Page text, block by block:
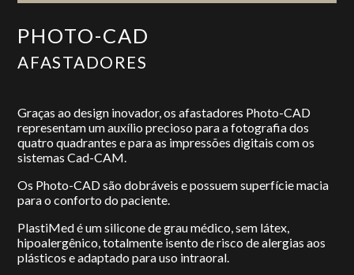
PHOTO-CAD
AFASTADORES
Graças ao design inovador, os afastadores Photo-CAD
representam um auxílio precioso para a fotografia dos
quatro quadrantes e para as impressões digitais com os
sistemas Cad-CAM.
Os Photo-CAD são dobráveis e possuem superfície macia
para o conforto do paciente.
PlastiMed é um silicone de grau médico, sem látex,
hipoalergênico, totalmente isento de risco de alergias aos
plásticos e adaptado para uso intraoral.